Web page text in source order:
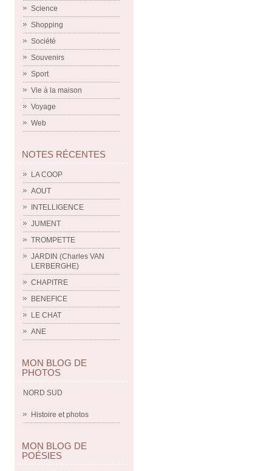
Science
Shopping
Société
Souvenirs
Sport
Vie à la maison
Voyage
Web
NOTES RÉCENTES
LA COOP
AOUT
INTELLIGENCE
JUMENT
TROMPETTE
JARDIN (Charles VAN
LERBERGHE)
CHAPITRE
BENEFICE
LE CHAT
ANE
MON BLOG DE
PHOTOS
NORD SUD
Histoire et photos
MON BLOG DE
POÉSIES